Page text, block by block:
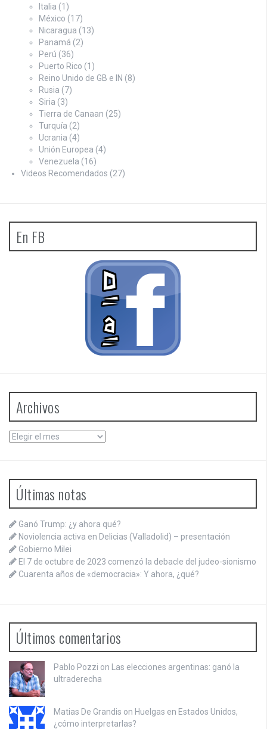
Italia (1)
México (17)
Nicaragua (13)
Panamá (2)
Perú (36)
Puerto Rico (1)
Reino Unido de GB e IN (8)
Rusia (7)
Siria (3)
Tierra de Canaan (25)
Turquía (2)
Ucrania (4)
Unión Europea (4)
Venezuela (16)
Videos Recomendados (27)
En FB
Archivos
Archivos
Últimas notas
Ganó Trump: ¿y ahora qué?
Noviolencia activa en Delicias (Valladolid) – presentación
Gobierno Milei
El 7 de octubre de 2023 comenzó la debacle del judeo-sionismo
Cuarenta años de «democracia»: Y ahora, ¿qué?
Últimos comentarios
Pablo Pozzi on Las elecciones argentinas: ganó la
ultraderecha
Matias De Grandis on Huelgas en Estados Unidos,
¿cómo interpretarlas?